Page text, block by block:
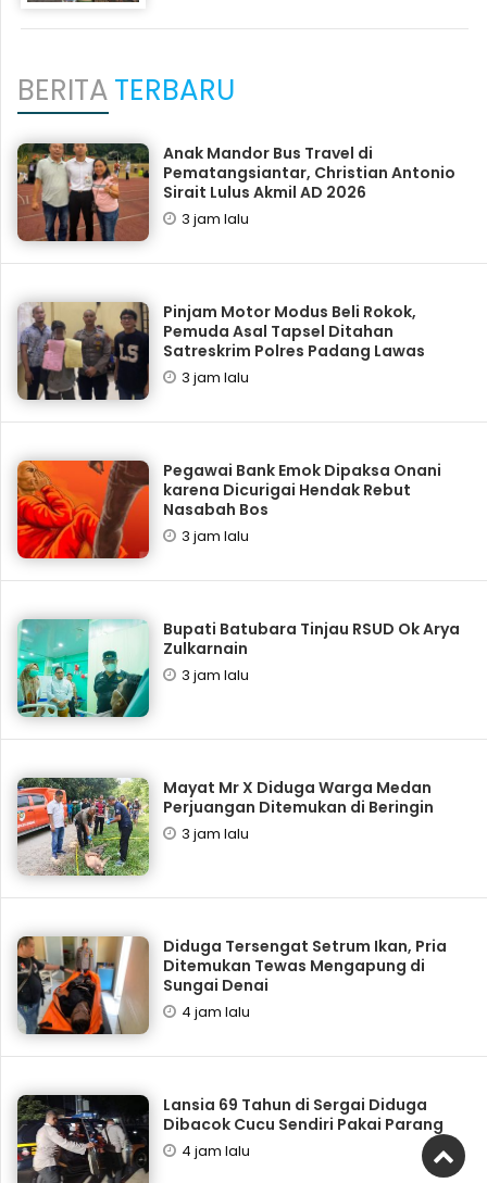
BERITATERBARU
Anak Mandor Bus Travel di
Pematangsiantar, Christian Antonio
Sirait Lulus Akmil AD 2026
3 jam lalu
Pinjam Motor Modus Beli Rokok,
Pemuda Asal Tapsel Ditahan
Satreskrim Polres Padang Lawas
3 jam lalu
Pegawai Bank Emok Dipaksa Onani
karena Dicurigai Hendak Rebut
Nasabah Bos
3 jam lalu
Bupati Batubara Tinjau RSUD Ok Arya
Zulkarnain
3 jam lalu
Mayat Mr X Diduga Warga Medan
Perjuangan Ditemukan di Beringin
3 jam lalu
Diduga Tersengat Setrum Ikan, Pria
Ditemukan Tewas Mengapung di
Sungai Denai
4 jam lalu
Lansia 69 Tahun di Sergai Diduga
Dibacok Cucu Sendiri Pakai Parang
4 jam lalu